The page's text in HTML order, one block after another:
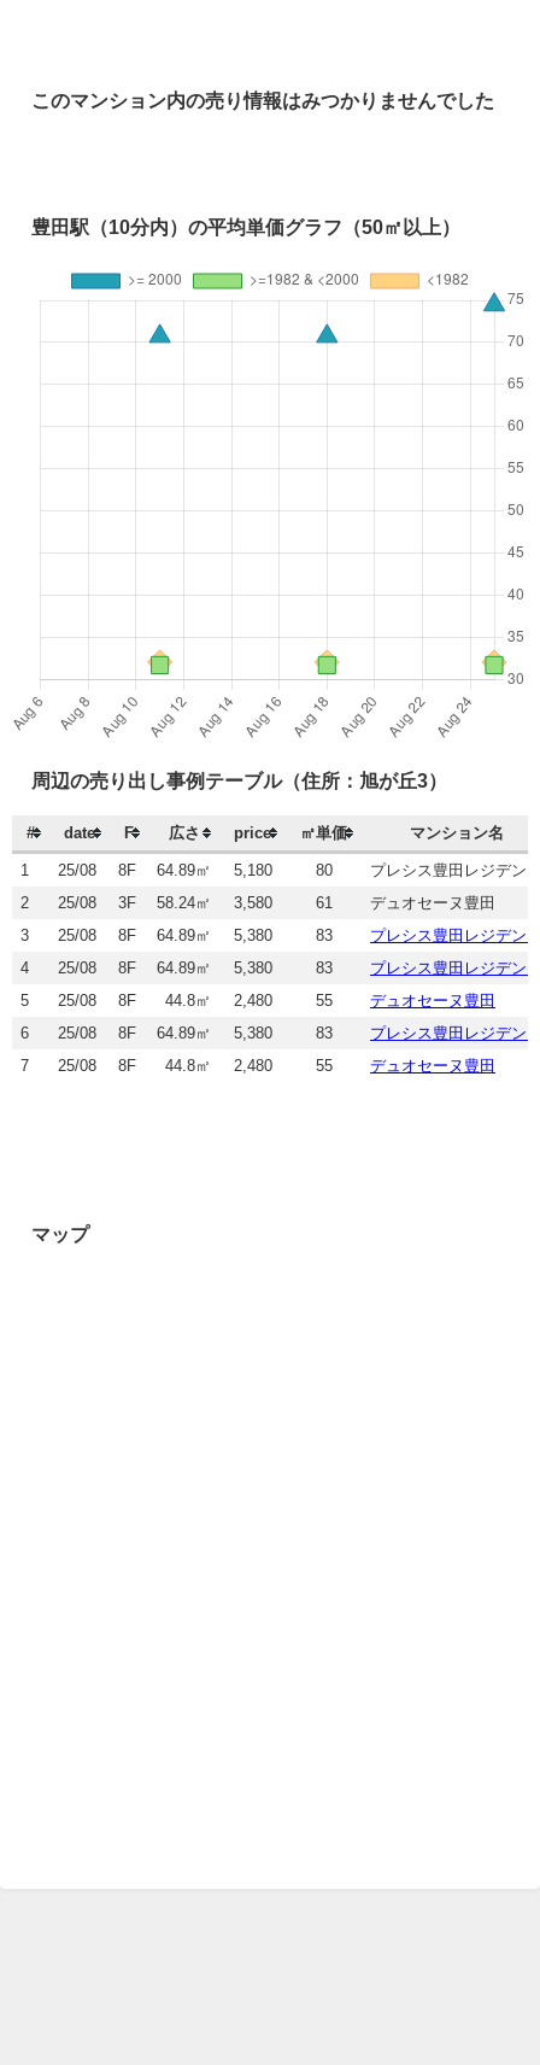
このマンション内の売り情報はみつかりませんでした
豊田駅（10分内）の平均単価グラフ（50㎡以上）
周辺の売り出し事例テーブル（住所：旭が丘3）
# date F 広さ price ㎡単価 マンション名
1 25/08 8F 64.89㎡ 5,180 80 プレシス豊田レジデン
2 25/08 3F 58.24㎡ 3,580 61 デュオセーヌ豊田
3 25/08 8F 64.89㎡ 5,380 83 プレシス豊田レジデン
4 25/08 8F 64.89㎡ 5,380 83 プレシス豊田レジデン
5 25/08 8F 44.8㎡ 2,480 55 デュオセーヌ豊田
6 25/08 8F 64.89㎡ 5,380 83 プレシス豊田レジデン
7 25/08 8F 44.8㎡ 2,480 55 デュオセーヌ豊田
マップ